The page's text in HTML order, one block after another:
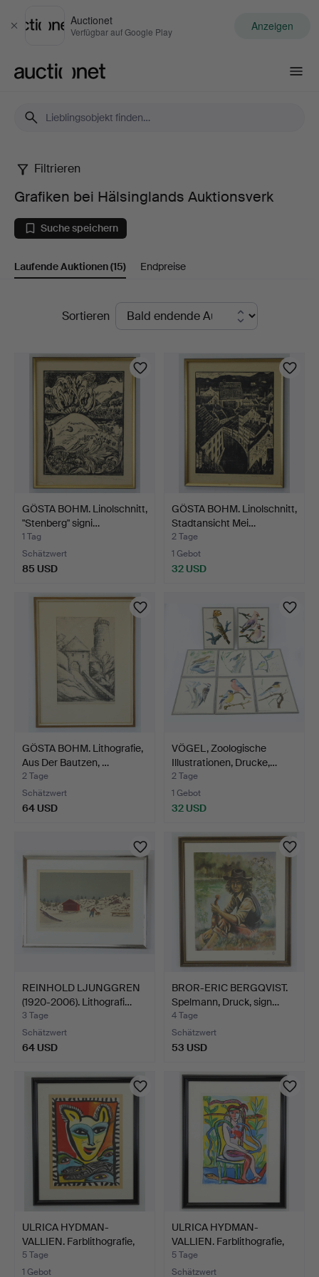
Schließen
Auctionet
Verfügbar auf Google Play Anzeigen
Grafiken
bei
Hälsinglands
Auktionsverk
Filtrieren
Grafiken bei Hälsinglands Auktionsverk
Suche speichern
Laufende Auktionen(15) Endpreise
LaufendeSortieren
GÖSTA BOHM. Linolschnitt,
"Stenberg" signi…
1 Tag
Schätzwert
85 USD
GÖSTA BOHM. Linolschnitt,
Stadtansicht Mei…
2 Tage
1 Gebot
32 USD
GÖSTA BOHM. Lithografie,
Aus Der Bautzen, …
2 Tage
Schätzwert
64 USD
VÖGEL, Zoologische
Illustrationen, Drucke,…
2 Tage
1 Gebot
32 USD
REINHOLD LJUNGGREN
(1920-2006). Lithografi…
3 Tage
Schätzwert
64 USD
BROR-ERIC BERGQVIST.
Spelmann, Druck, sign…
4 Tage
Schätzwert
53 USD
ULRICA HYDMAN-
VALLIEN. Farblithografie,
si…
5 Tage
1 Gebot
ULRICA HYDMAN-
VALLIEN. Farblithografie,
si…
5 Tage
Schätzwert